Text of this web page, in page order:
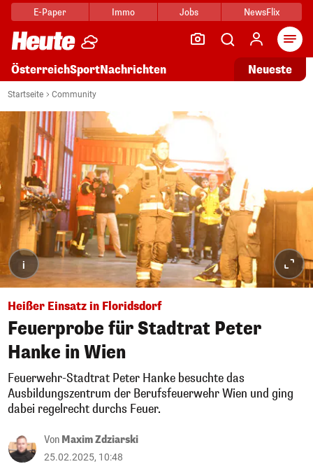
E-Paper Immo Jobs NewsFlix
ÖsterreichSportNachrichten Neueste
Startseite Community
i
Heißer Einsatz in Floridsdorf
Feuerprobe für Stadtrat Peter
Hanke in Wien
Feuerwehr-Stadtrat Peter Hanke besuchte das
Ausbildungszentrum der Berufsfeuerwehr Wien und ging
dabei regelrecht durchs Feuer.
Von Maxim Zdziarski
25.02.2025, 10:48